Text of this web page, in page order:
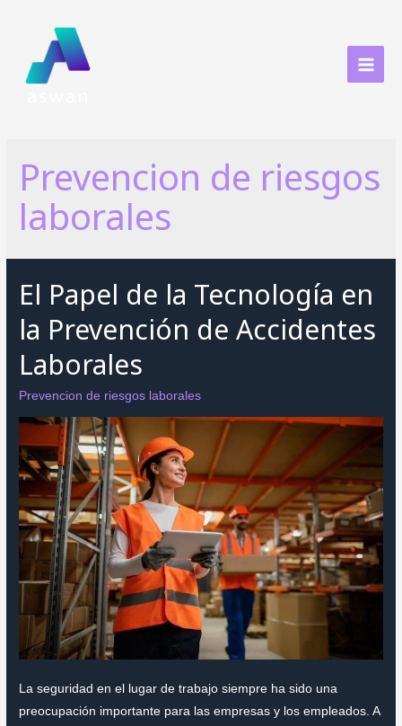
contenido
Prevencion de riesgos
laborales
El Papel de la Tecnología en
la Prevención de Accidentes
Laborales
Prevencion de riesgos laborales
La seguridad en el lugar de trabajo siempre ha sido una
preocupación importante para las empresas y los empleados. A